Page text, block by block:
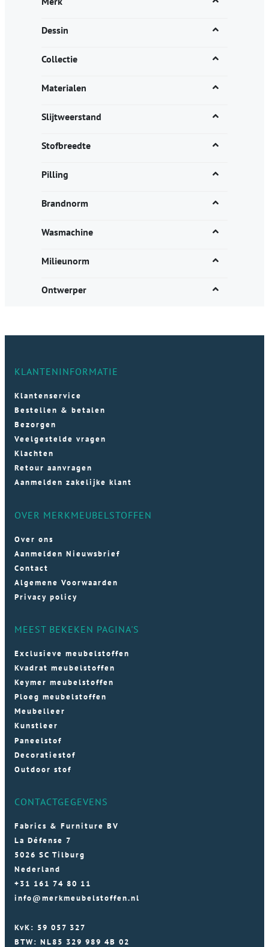
Dessin
Collectie
Materialen
Slijtweerstand
Stofbreedte
Pilling
Brandnorm
Wasmachine
Milieunorm
Ontwerper
KLANTENINFORMATIE
Klantenservice
Bestellen & betalen
Bezorgen
Veelgestelde vragen
Klachten
Retour aanvragen
Aanmelden zakelijke klant
OVER MERKMEUBELSTOFFEN
Over ons
Aanmelden Nieuwsbrief
Contact
Algemene Voorwaarden
Privacy policy
MEEST BEKEKEN PAGINA'S
Exclusieve meubelstoffen
Kvadrat meubelstoffen
Keymer meubelstoffen
Ploeg meubelstoffen
Meubelleer
Kunstleer
Paneelstof
Decoratiestof
Outdoor stof
CONTACTGEGEVENS
Fabrics & Furniture BV
La Défense 7
5026 SC Tilburg
Nederland
+31 161 74 80 11
info@merkmeubelstoffen.nl
KvK: 59 057 327
BTW: NL85 329 989 4B 02